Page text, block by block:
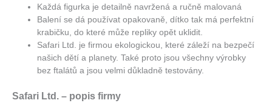
Každá figurka je detailně navržená a ručně malovaná
Balení se dá používat opakovaně, dítko tak má perfektní
krabičku, do které může repliky opět uklidit.
Safari Ltd. je firmou ekologickou, které záleží na bezpečí
našich dětí a planety. Také proto jsou všechny výrobky
bez ftalátů a jsou velmi důkladně testovány.
Safari Ltd. – popis firmy